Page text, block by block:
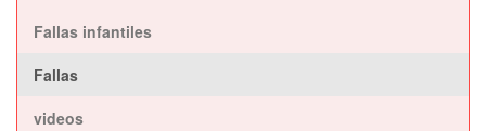
Fallas infantiles
Fallas
videos